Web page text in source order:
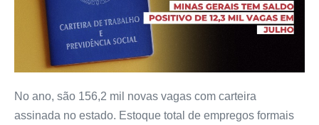
No ano, são 156,2 mil novas vagas com carteira
assinada no estado. Estoque total de empregos formais